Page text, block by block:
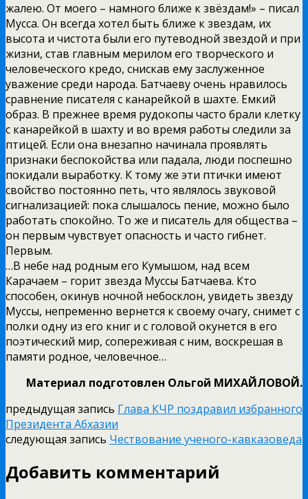
жалею. От моего – намного ближе к звёздам!» – писал
Мусса. Он всегда хотел быть ближе к звездам, их
высота и чистота были его путеводной звездой и при
жизни, став главным мерилом его творческого и
человеческого кредо, снискав ему заслуженное
уважение среди народа. Батчаеву очень нравилось
сравнение писателя с канарейкой в шахте. Емкий
образ. В прежнее время рудокопы часто брали клетку
с канарейкой в шахту и во время работы следили за
птицей. Если она внезапно начинала проявлять
признаки беспокойства или падала, люди поспешно
покидали выработку. К тому же эти птички имеют
свойство постоянно петь, что являлось звуковой
сигнализацией: пока слышалось пение, можно было
работать спокойно. То же и писатель для общества –
он первым чувствует опасность и часто гибнет.
Первым.
…В небе над родным его Кумышом, над всем
Карачаем – горит звезда Муссы Батчаева. Кто
способен, окинув ночной небосклон, увидеть звезду
Муссы, непременно вернется к своему очагу, снимет с
полки одну из его книг и с головой окунется в его
поэтический мир, сопереживая с ним, воскрешая в
памяти родное, человечное…
Материал подготовлен Ольгой МИХАЙЛОВОЙ.
предыдущая запись Глава КЧР поздравил избранного
Президента Абхазии
следующая запись Чествование ученого-кавказоведа
Добавить комментарий